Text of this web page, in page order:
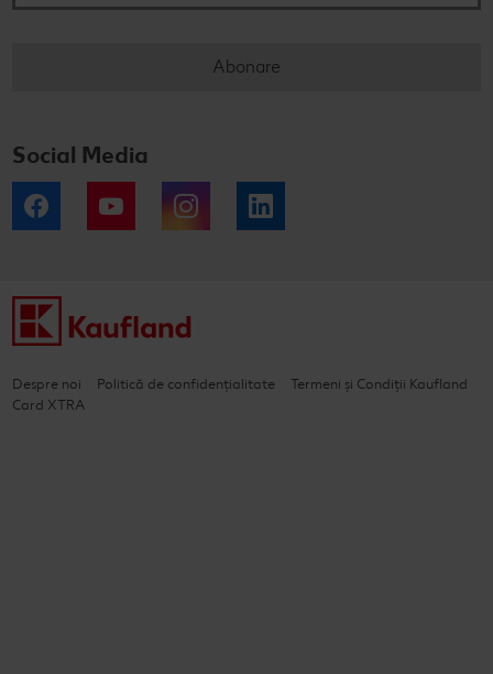
Abonare
Social Media
Facebook YouTube Instagram
Despre noi Politică de confidențialitate
Termeni și Condiții Kaufland
Card XTRA